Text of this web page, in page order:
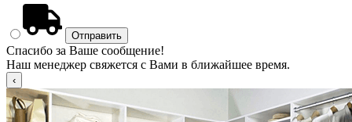
Спасибо за Ваше сообщение!
Наш менеджер свяжется с Вами в ближайшее время.